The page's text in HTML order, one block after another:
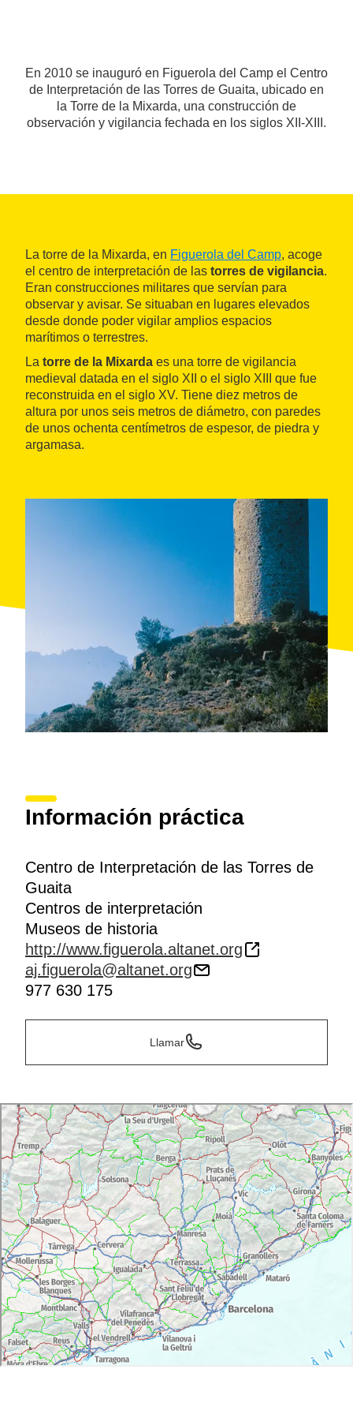
En 2010 se inauguró en Figuerola del Camp el Centro
de Interpretación de las Torres de Guaita, ubicado en
la Torre de la Mixarda, una construcción de
observación y vigilancia fechada en los siglos XII-XIII.
La torre de la Mixarda, en Figuerola del Camp, acoge
el centro de interpretación de las torres de vigilancia.
Eran construcciones militares que servían para
observar y avisar. Se situaban en lugares elevados
desde donde poder vigilar amplios espacios
marítimos o terrestres.
La torre de la Mixarda es una torre de vigilancia
medieval datada en el siglo XII o el siglo XIII que fue
reconstruida en el siglo XV. Tiene diez metros de
altura por unos seis metros de diámetro, con paredes
de unos ochenta centímetros de espesor, de piedra y
argamasa.
Información práctica
Centro de Interpretación de las Torres de
Guaita
Centros de interpretación
Museos de historia
http://www.figuerola.altanet.org
aj.figuerola@altanet.org
977 630 175
Llamar